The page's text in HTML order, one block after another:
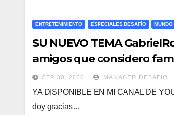
ENTRETENIMIENTO ESPECIALES DESAFÍO MUNDO
SU NUEVO TEMA
amigos que considero
SEP 30, 2020 MANAGER.DESAFIO
YA DISPONIBLE EN MI CANAL DE
doy gracias…